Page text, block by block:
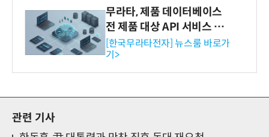
무라타, 제품 데이터베이스
전 제품 대상 API 서비스 제
공…73개 제품 카테고리로
확대
[한국무라타전자] 뉴스룸 바로가
기>
관련 기사